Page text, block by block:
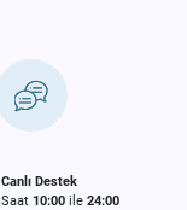
Canlı Destek
Saat 10:00ile 24:00